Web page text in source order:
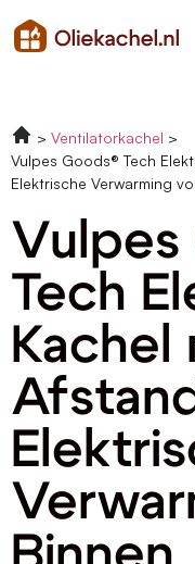
Ventilatorkachel
Vulpes Goods® Tech
Elektrische Verwarming
Tech
Kachel